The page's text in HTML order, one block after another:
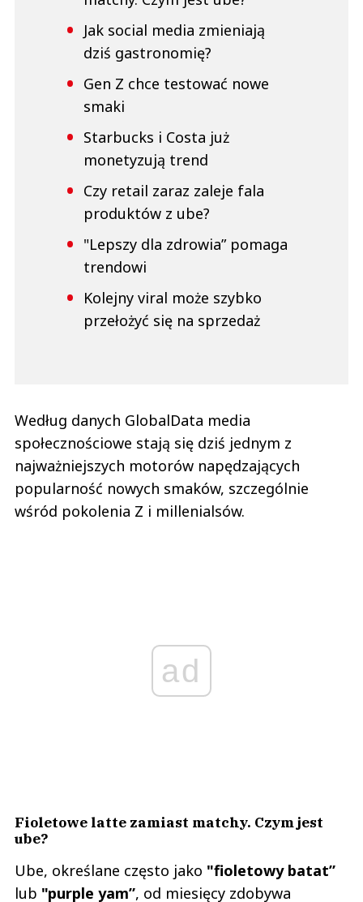
Jak social media zmieniają
dziś gastronomię?
Gen Z chce testować nowe
smaki
Starbucks i Costa już
monetyzują trend
Czy retail zaraz zaleje fala
produktów z ube?
"Lepszy dla zdrowia” pomaga
trendowi
Kolejny viral może szybko
przełożyć się na sprzedaż
Według danych GlobalData media
społecznościowe stają się dziś jednym z
najważniejszych motorów napędzających
popularność nowych smaków, szczególnie
wśród pokolenia Z i millenialsów.
ad
Fioletowe latte zamiast matchy. Czym jest
ube?
Ube, określane często jako "fioletowy batat”
lub "purple yam”, od miesięcy zdobywa